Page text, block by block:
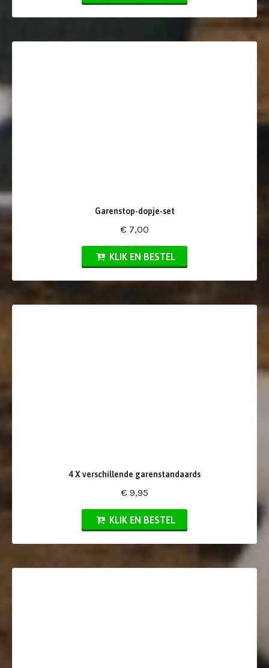
Garenstop-dopje-set
€ 7,00
KLIK EN BESTEL
4 X verschillende garenstandaards
€ 9,95
KLIK EN BESTEL